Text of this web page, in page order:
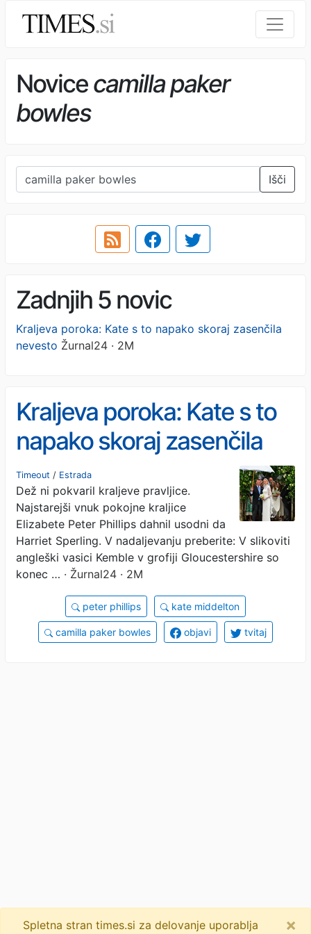
Novicecamilla paker
bowles
Išči
Zadnjih 5 novic
Kraljeva poroka: Kate s to napako skoraj zasenčila
nevesto Žurnal24 · 2M
Kraljeva poroka: Kate s to
napako skoraj zasenčila
nevesto
Timeout / Estrada
Dež ni pokvaril kraljeve pravljice.
Najstarejši vnuk pokojne kraljice
Elizabete Peter Phillips dahnil usodni da
Harriet Sperling. V nadaljevanju preberite: V slikoviti
angleški vasici Kemble v grofiji Gloucestershire so
konec … · Žurnal24 · 2M
peter phillips kate middelton
camilla paker bowles objavi tvitaj
Spletna stran times.si za delovanje uporablja ×